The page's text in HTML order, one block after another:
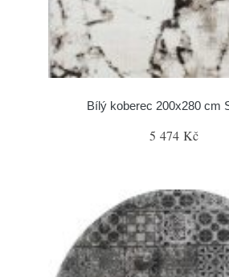
Bílý koberec 200x280 cm
5 474 Kč